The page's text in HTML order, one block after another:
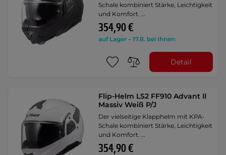
Schale kombiniert Stärke, Leichtigkeit
und Komfort. …
354,90 €
auf Lager – 17.8. bei Ihnen
Detail
Flip-Helm LS2 FF910 Advant II
Massiv Weiß P/J
Der vielseitige Klapphelm mit KPA-
Schale kombiniert Stärke, Leichtigkeit
und Komfort. …
354,90 €